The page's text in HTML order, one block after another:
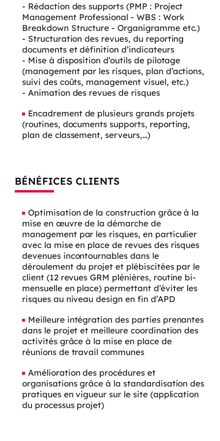
- Rédaction des supports (PMP : Project
Management Professional - WBS : Work
Breakdown Structure - Organigramme etc.)
- Structuration des revues, du reporting
documents et définition d’indicateurs
- Mise à disposition d’outils de pilotage
(management par les risques, plan d’actions,
suivi des coûts, management visuel, etc.)
- Animation des revues de risques
Encadrement de plusieurs grands projets
(routines, documents supports, reporting,
plan de classement, serveurs,…)
BÉNÉFICES CLIENTS
Optimisation de la construction grâce à la
mise en œuvre de la démarche de
management par les risques, en particulier
avec la mise en place de revues des risques
devenues incontournables dans le
déroulement du projet et plébiscitées par le
client (12 revues GRM plénières, routine bi-
mensuelle en place) permettant d’éviter les
risques au niveau design en fin d’APD
Meilleure intégration des parties prenantes
dans le projet et meilleure coordination des
activités grâce à la mise en place de
réunions de travail communes
Amélioration des procédures et
organisations grâce à la standardisation des
pratiques en vigueur sur le site (application
du processus projet)